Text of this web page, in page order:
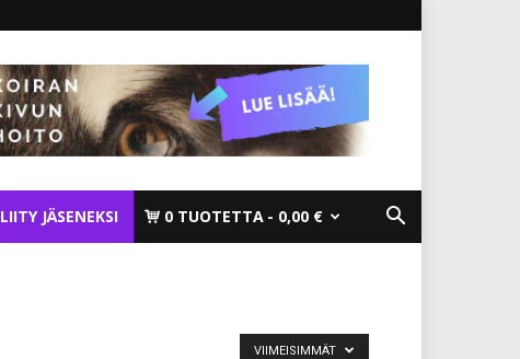
LIITY JÄSENEKSI 0 TUOTETTA 0,00 €
VIIMEISIMMÄT